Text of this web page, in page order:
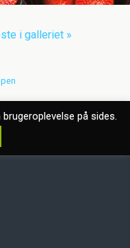
i galleriet »
Desktop på sides.